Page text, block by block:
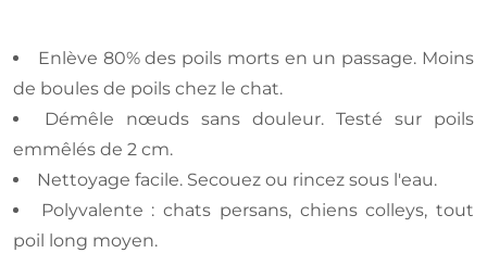
Enlève 80% des poils morts en un passage. Moins
de boules de poils chez le chat.
Démêle nœuds sans douleur. Testé sur poils
emmêlés de 2 cm.
Nettoyage facile. Secouez ou rincez sous l'eau.
Polyvalente : chats persans, chiens colleys, tout
poil long moyen.